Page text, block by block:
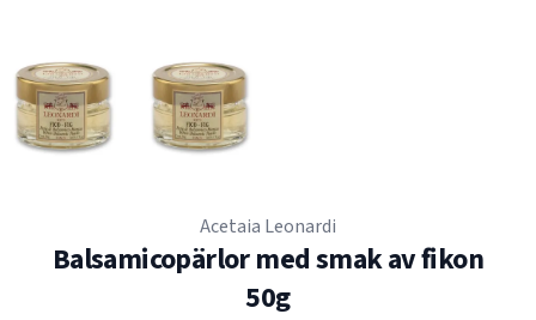
Acetaia Leonardi
Balsamicopärlor med smak av fikon
50g